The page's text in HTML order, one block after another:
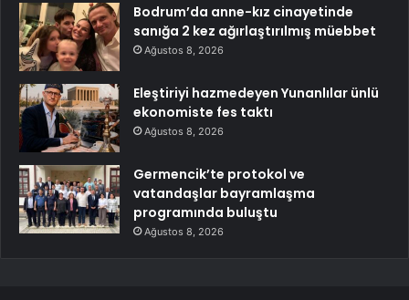
Bodrum’da anne-kız cinayetinde
sanığa 2 kez ağırlaştırılmış müebbet
Ağustos 8, 2026
Eleştiriyi hazmedeyen Yunanlılar ünlü
ekonomiste fes taktı
Ağustos 8, 2026
Germencik’te protokol ve
vatandaşlar bayramlaşma
programında buluştu
Ağustos 8, 2026